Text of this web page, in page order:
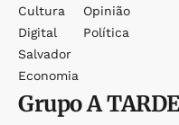
Cultura
Digital
Salvador
Economia
Opinião
Política
GrupoA